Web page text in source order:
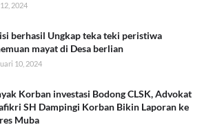
2024
berhasil Ungkap teka teki peristiwa
mayat di Desa berlian
10, 2024
Korban investasi Bodong CLSK, Advokat
SH Dampingi Korban Bikin Laporan ke
Muba